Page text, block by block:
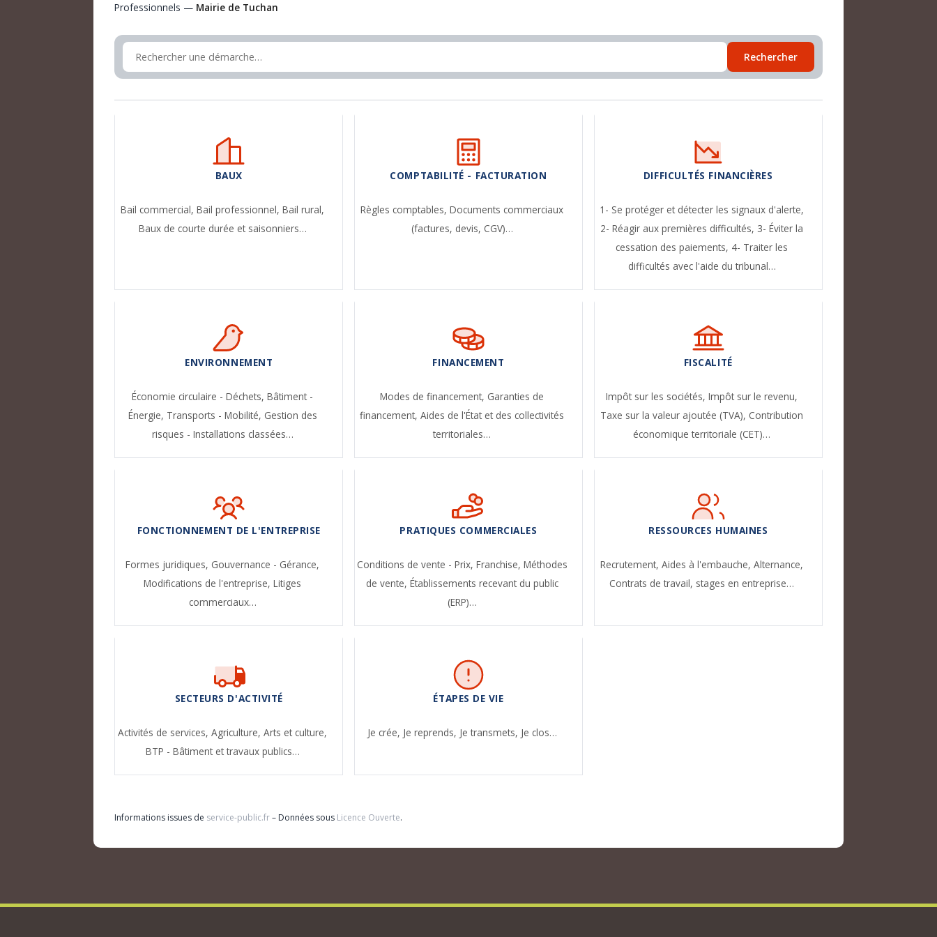
Professionnels — Mairie de Tuchan
Rechercher
BAUX
Bail commercial,Bail professionnel,Bail rural,
Baux de courte durée et saisonniers…
COMPTABILITÉ - FACTURATION
Règles comptables,Documents commerciaux
(factures, devis, CGV)…
DIFFICULTÉS FINANCIÈRES
1- Se protéger et détecter les signaux d'alerte,
2- Réagir aux premières difficultés, 3- Éviter la
cessation des paiements, 4- Traiter les
difficultés avec l'aide du tribunal…
ENVIRONNEMENT
Économie circulaire - Déchets,Bâtiment -
Énergie, Transports - Mobilité, Gestion des
risques - Installations classées…
FINANCEMENT
Modes de financement, Garanties de
financement,Aides de l'État et des collectivités
territoriales…
FISCALITÉ
Impôt sur les sociétés,Impôt sur le revenu,
Taxe sur la valeur ajoutée (TVA), Contribution
économique territoriale (CET)…
FONCTIONNEMENT DE L'ENTREPRISE
Formes juridiques, Gouvernance - Gérance,
Modifications de l'entreprise,Litiges
commerciaux…
PRATIQUES COMMERCIALES
Conditions de vente - Prix, Franchise, Méthodes
de vente, Établissements recevant du public
(ERP)…
RESSOURCES HUMAINES
Recrutement,Aides à l'embauche,Alternance,
Contrats de travail, stages en entreprise…
SECTEURS D'ACTIVITÉ
Activités de services,Agriculture,Arts et culture,
BTP - Bâtiment et travaux publics…
ÉTAPES DE VIE
Je crée, Je reprends, Je transmets, Je clos…
Informations issues de service-public.fr– Données sous Licence Ouverte.